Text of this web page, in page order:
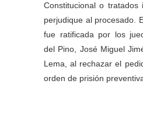
Constitucional o tratados
perjudique al procesado.
fue ratificada por los
del Pino, José Miguel
Lema, al rechazar el
orden de prisión